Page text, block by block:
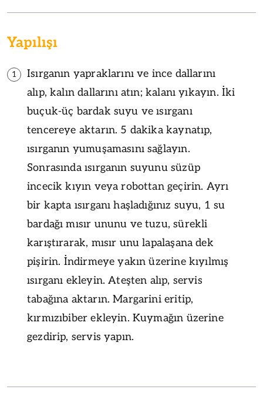
Yapılışı
1
Isırganın yapraklarını ve ince dallarını
alıp, kalın dallarını atın; kalanı yıkayın. İki
buçuk-üç bardak suyu ve ısırganı
tencereye aktarın. 5 dakika kaynatıp,
ısırganın yumuşamasını sağlayın.
Sonrasında ısırganın suyunu süzüp
incecik kıyın veya robottan geçirin. Ayrı
bir kapta ısırganı haşladığınız suyu, 1 su
bardağı mısır ununu ve tuzu, sürekli
karıştırarak, mısır unu lapalaşana dek
pişirin. İndirmeye yakın üzerine kıyılmış
ısırganı ekleyin. Ateşten alıp, servis
tabağına aktarın. Margarini eritip,
kırmızıbiber ekleyin. Kuymağın üzerine
gezdirip, servis yapın.